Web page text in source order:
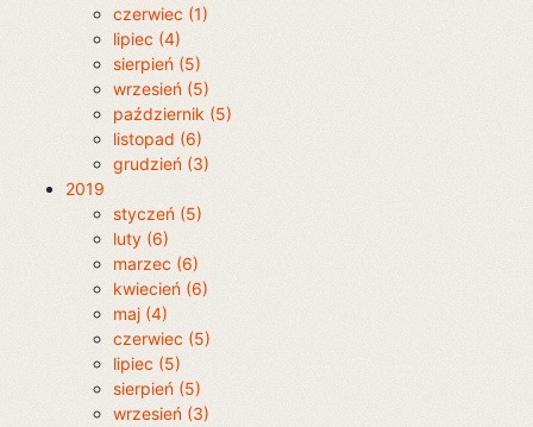
czerwiec (1)
lipiec (4)
sierpień (5)
wrzesień (5)
październik (5)
listopad (6)
grudzień (3)
2019
styczeń (5)
luty (6)
marzec (6)
kwiecień (6)
maj (4)
czerwiec (5)
lipiec (5)
sierpień (5)
wrzesień (3)